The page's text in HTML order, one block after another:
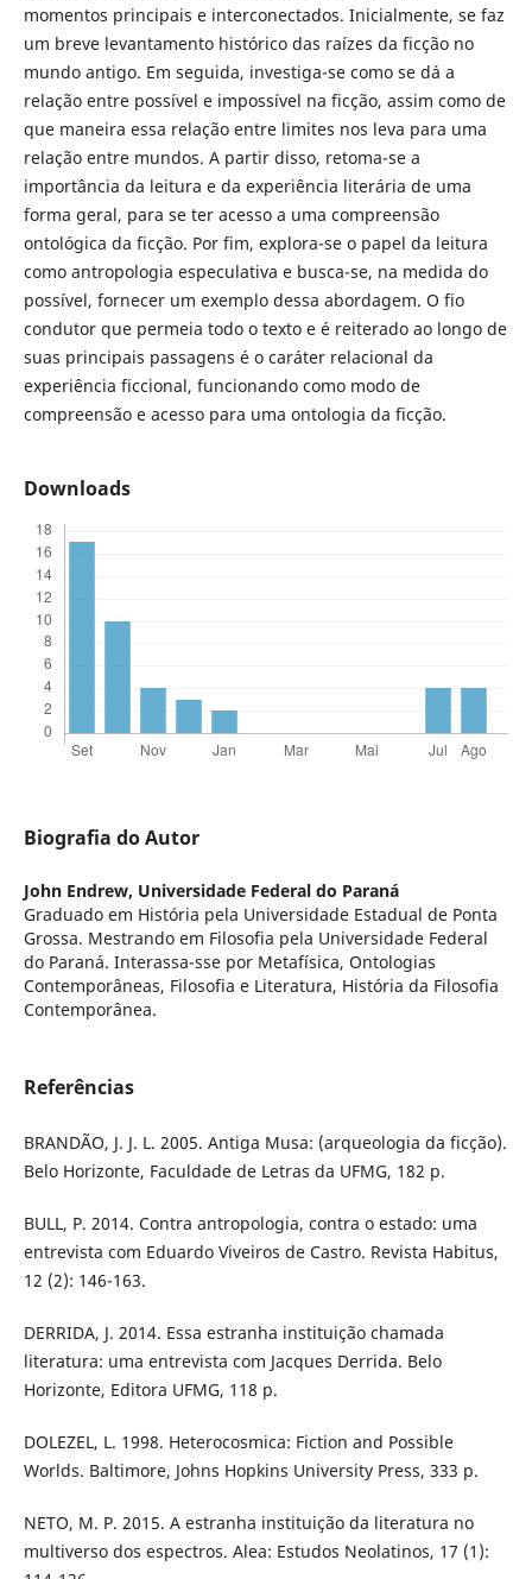
momentos principais e interconectados. Inicialmente, se faz
um breve levantamento histórico das raízes da ficção no
mundo antigo. Em seguida, investiga-se como se dá a
relação entre possível e impossível na ficção, assim como de
que maneira essa relação entre limites nos leva para uma
relação entre mundos. A partir disso, retoma-se a
importância da leitura e da experiência literária de uma
forma geral, para se ter acesso a uma compreensão
ontológica da ficção. Por fim, explora-se o papel da leitura
como antropologia especulativa e busca-se, na medida do
possível, fornecer um exemplo dessa abordagem. O fio
condutor que permeia todo o texto e é reiterado ao longo de
suas principais passagens é o caráter relacional da
experiência ficcional, funcionando como modo de
compreensão e acesso para uma ontologia da ficção.
Downloads
Biografia do Autor
John Endrew, Universidade Federal do Paraná
Graduado em História pela Universidade Estadual de Ponta
Grossa. Mestrando em Filosofia pela Universidade Federal
do Paraná. Interassa-sse por Metafísica, Ontologias
Contemporâneas, Filosofia e Literatura, História da Filosofia
Contemporânea.
Referências
BRANDÃO, J. J. L. 2005. Antiga Musa: (arqueologia da ficção).
Belo Horizonte, Faculdade de Letras da UFMG, 182 p.
BULL, P. 2014. Contra antropologia, contra o estado: uma
entrevista com Eduardo Viveiros de Castro. Revista Habitus,
12 (2): 146-163.
DERRIDA, J. 2014. Essa estranha instituição chamada
literatura: uma entrevista com Jacques Derrida. Belo
Horizonte, Editora UFMG, 118 p.
DOLEZEL, L. 1998. Heterocosmica: Fiction and Possible
Worlds. Baltimore, Johns Hopkins University Press, 333 p.
NETO, M. P. 2015. A estranha instituição da literatura no
multiverso dos espectros. Alea: Estudos Neolatinos, 17 (1):